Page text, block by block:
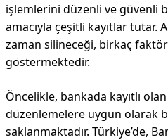
işlemlerini düzenli ve güvenli
amacıyla çeşitli kayıtlar tutar.
zaman silineceği, birkaç
göstermektedir.
Öncelikle, bankada kayıtlı
düzenlemelere uygun olarak
saklanmaktadır. Türkiye’de,